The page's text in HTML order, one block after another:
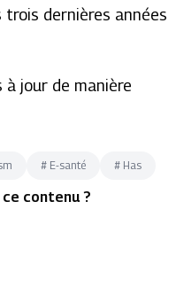
dernières années
à jour de manière
# E-santé # Has
contenu ?